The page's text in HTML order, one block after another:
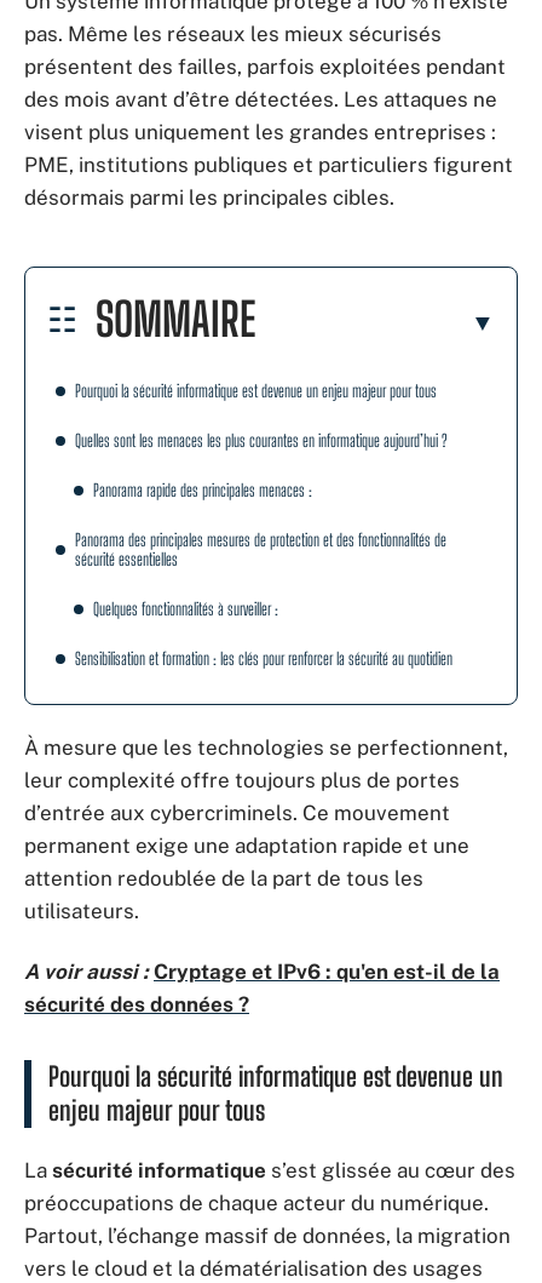
pas. Même les réseaux les mieux sécurisés
présentent des failles, parfois exploitées pendant
des mois avant d’être détectées. Les attaques ne
visent plus uniquement les grandes entreprises :
PME, institutions publiques et particuliers figurent
désormais parmi les principales cibles.
SOMMAIRE
Pourquoi la sécurité informatique est devenue un enjeu majeur pour tous
Quelles sont les menaces les plus courantes en informatique aujourd’hui ?
Panorama rapide des principales menaces :
Panorama des principales mesures de protection et des fonctionnalités de
sécurité essentielles
Quelques fonctionnalités à surveiller :
Sensibilisation et formation : les clés pour renforcer la sécurité au quotidien
À mesure que les technologies se perfectionnent,
leur complexité offre toujours plus de portes
d’entrée aux cybercriminels. Ce mouvement
permanent exige une adaptation rapide et une
attention redoublée de la part de tous les
utilisateurs.
A voir aussi : Cryptage et IPv6 : qu'en est-il de la
sécurité des données ?
Pourquoi la sécurité informatique est devenue un
enjeu majeur pour tous
La sécurité informatique s’est glissée au cœur des
préoccupations de chaque acteur du numérique.
Partout, l’échange massif de données, la migration
vers le cloud et la dématérialisation des usages